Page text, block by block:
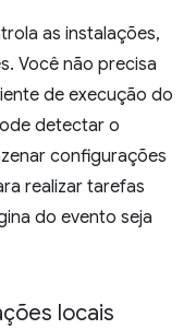
as instalações,
Você não precisa
de execução do
detectar o
configurações
realizar tarefas
do evento seja
locais